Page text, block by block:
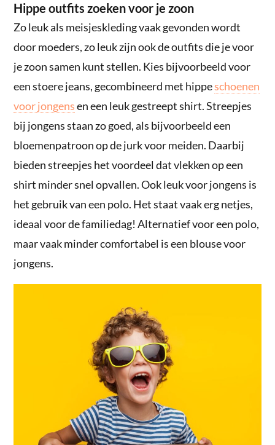
Hippe outfits zoeken voor je zoon
Zo leuk als meisjeskleding vaak gevonden wordt
door moeders, zo leuk zijn ook de outfits die je voor
je zoon samen kunt stellen. Kies bijvoorbeeld voor
een stoere jeans, gecombineerd met hippeschoenen
voor jongensen een leuk gestreept shirt. Streepjes
bij jongens staan zo goed, als bijvoorbeeld een
bloemenpatroon op de jurk voor meiden. Daarbij
bieden streepjes het voordeel dat vlekken op een
shirt minder snel opvallen. Ook leuk voor jongens is
het gebruik van een polo. Het staat vaak erg netjes,
ideaal voor de familiedag! Alternatief voor een polo,
maar vaak minder comfortabel is een blouse voor
jongens.